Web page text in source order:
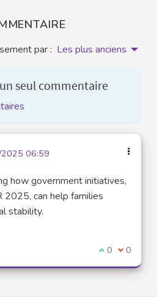
par : Les plus anciens
seul commentaire
06:59
how government initiatives,
2025, can help families
stability.
Je suis
0 Je ne
0